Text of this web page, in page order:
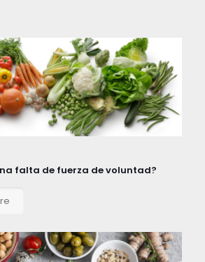
falta de fuerza de voluntad?